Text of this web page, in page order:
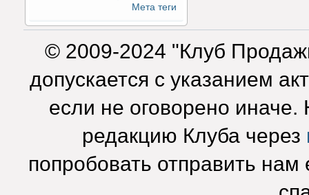
Мета теги
© 2009-2024 "Клуб
допускается с указанием
если не оговорено
редакцию Клуба через
попробовать отправить нам